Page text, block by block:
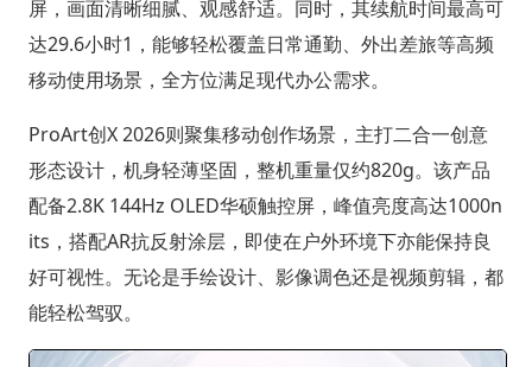
屏，画面清晰细腻、观感舒适。同时，其续航时间最高可
达29.6小时1，能够轻松覆盖日常通勤、外出差旅等高频
移动使用场景，全方位满足现代办公需求。
ProArt创X 2026则聚集移动创作场景，主打二合一创意
形态设计，机身轻薄坚固，整机重量仅约820g。该产品
配备2.8K 144Hz OLED华硕触控屏，峰值亮度高达1000n
its，搭配AR抗反射涂层，即使在户外环境下亦能保持良
好可视性。无论是手绘设计、影像调色还是视频剪辑，都
能轻松驾驭。